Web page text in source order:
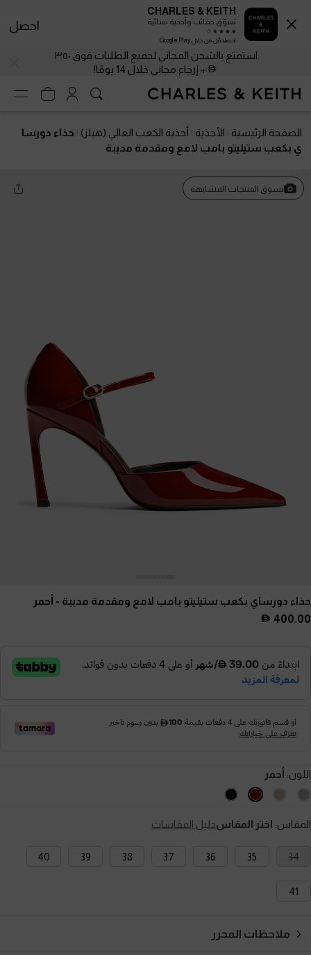
استمتع بالشحن المجاني لجميع الطلبات فوق ٣٥٠
+ إرجاع مجاني خلال 14 يومًا!
الصفحة الرئيسية الأحذية أحذية الكعب العالي (هيلز)
حذاء دورسا
ي بكعب ستيليتو بامب لامع ومقدمة مدببة
تسوق المنتجات المشابهة
حذاء دورساي بكعب ستيليتو بامب لامع ومقدمة مدببة - أحمر
400.00
اللون: أحمر
المقاس: اختر المقاسدليل المقاسات
34
35
36
37
38
39
40
41
ملاحظات المحرر
CHARLES & KEITH
تسوّق حقائب وأحذية نسائية
احصلحمّل من خلال Google Play
احصل